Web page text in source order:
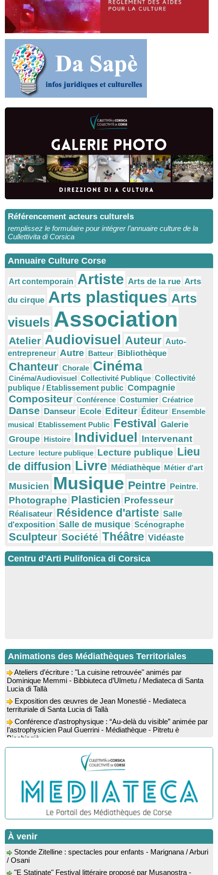
Référencement acteurs culturels
remplissez le formulaire pour intégrer l’annuaire culture de la
Cullettivita di Corsica
Annuaire Culture Corse
Art contemporain Artiste Arts de la rue Arts
du cirque Arts plastiques Arts
visuels Association
Atelier Audiovisuel Auteur Auto-
entrepreneur Autre Batteur Bibliothèque
Chanteur Chorale Cinéma
Cinéma/Audiovisuel Collectivité Publique Collectivité
publique / Etablissement public Compagnie
Compositeur Conférence Costumier Créatrice
Danse Danseur Ecole Editeur Éditeur Ensemble
musical Etablissement Public Festival Galerie
Groupe Histoire Individuel Intervenant
Lecture lecture publique Lecture publique Lieu
de diffusion Livre Médiathèque Métier d'art
Musicien Musique Peintre Peintre.
Photographe Plasticien Professeur
Réalisateur Résidence d'artiste Salle
d'exposition Salle de musique Scénographe
Sculpteur Société Théâtre Vidéaste
Centru d’Arti Pulifonica di Corsica
Animations des Médiathèques Territoriales
Ateliers d’écriture : "La cuisine retrouvée" animés par
Dominique Memmi - Bibbiuteca d’Ulmetu / Mediateca di Santa
Lucia di Tallà
Exposition des œuvres de Jean Monestié - Mediateca
territuriale di Santa Lucia di Tallà
Conférence d’astrophysique : “Au-delà du visible” animée par
l’astrophysicien Paul Guerrini - Médiathèque - Pitretu è
Bicchisgià
Exposition des œuvres de Dominique Malberti Morin :
"Racines, peintures acryliques et aquarelles" - Mediateca
territuriale di Santa Lucia di Tallà
Animation : "Petits lecteurs" - Médiathèque - Pitretu è
Veillée de contes à la forêt enchantée "U Mondu ditu
mignuleddu" par la Caravane de Conteurs - Currà
Colloque : "Taravu : terre de patrimoines", Regards sur le
patrimoine religieux, roman, thermal et littéraire - Spaziu Jean-
Spectacle musical : "Viaghju in Corsica cù Regina & Bruno",
hommage au duo mythique de la chanson corse interprété par
Marie-Elsa Picciocchi (chant), Marc’Antò Belgodere (chant et
gutare) et Jacky Le Menn (claviers) - Salle des fêtes - Cuzzà
À venir
Stonde Zitelline : spectacles pour enfants - Marignana / Arburi
/ Osani
"E Statinate" Festival littéraire proposé par Musanostra -
Forum de Lumiu